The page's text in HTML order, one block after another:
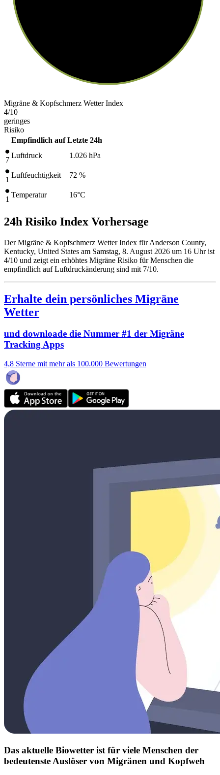
Migräne & Kopfschmerz Wetter Index
4/10
geringes
Risiko
Empfindlich auf Letzte 24h
7
Luftdruck 1.026 hPa
1
Luftfeuchtigkeit 72 %
1
Temperatur 16°C
24h Risiko Index Vorhersage
Der Migräne & Kopfschmerz Wetter Index für Anderson County,
Kentucky, United States am Samstag, 8. August 2026 um 16 Uhr ist
4/10 und zeigt ein erhöhtes Migräne Risiko für Menschen die
empfindlich auf Luftdruckänderung sind mit 7/10.
Erhalte dein persönliches Migräne
Wetter
und downloade die Nummer #1 der Migräne
Tracking Apps
4,8 Sterne mit mehr als 100.000 Bewertungen
Das aktuelle Biowetter ist für viele Menschen der
bedeutenste Auslöser von Migränen und Kopfweh